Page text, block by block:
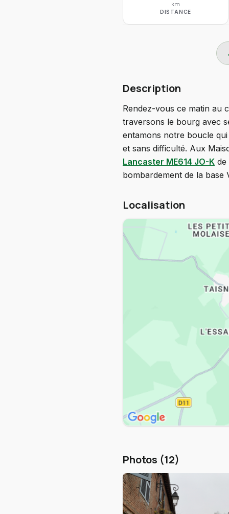
km
DISTANCE
Description
Rendez-vous ce matin au
traversons le bourg avec
entamons notre boucle
et sans difficulté. Aux
Lancaster ME614 JO-K de
bombardement de la base
Localisation
Photos (12)